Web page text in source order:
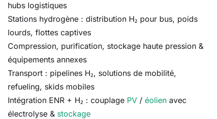
hubs logistiques
Stations hydrogène : distribution H₂ pour bus, poids
lourds, flottes captives
Compression, purification, stockage haute pression &
équipements annexes
Transport : pipelines H₂, solutions de mobilité,
refueling, skids mobiles
Intégration ENR + H₂ : couplage PV / éolien avec
électrolyse & stockage